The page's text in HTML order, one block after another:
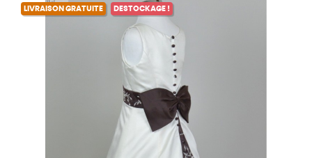
LIVRAISON GRATUITE DESTOCKAGE !